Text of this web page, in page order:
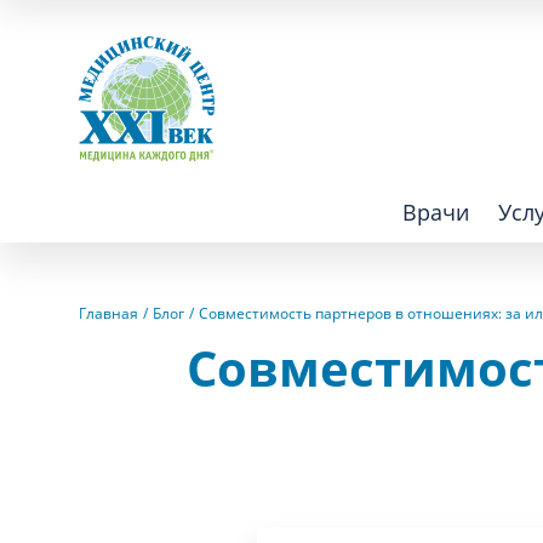
Врачи
Алгология (Центр лечения боли)
Главная Блог Совместимость партнеров в отношениях: за